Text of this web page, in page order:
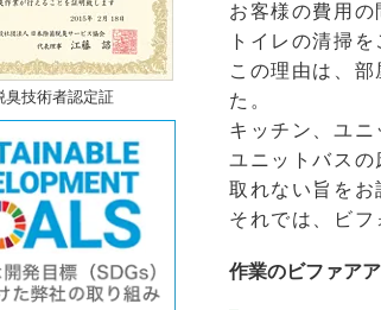
お客様の費用
トイレの清掃
この理由は、
た。
キッチン、ユニ
ユニットバスの
取れない旨をお
それでは、ビフ
作業のビファア
臭技術者認定証